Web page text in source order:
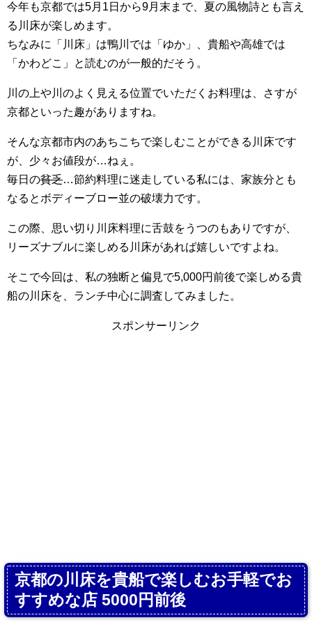
今年も京都では5月1日から9月末まで、夏の風物詩とも言え
る川床が楽しめます。
ちなみに「川床」は鴨川では「ゆか」、貴船や高雄では
「かわどこ」と読むのが一般的だそう。
川の上や川のよく見える位置でいただくお料理は、さすが
京都といった趣がありますね。
そんな京都市内のあちこちで楽しむことができる川床です
が、少々お値段が…ねぇ。
毎日の貧乏…節約料理に迷走している私には、家族分とも
なるとボディーブロー並の破壊力です。
この際、思い切り川床料理に舌鼓をうつのもありですが、
リーズナブルに楽しめる川床があれば嬉しいですよね。
そこで今回は、私の独断と偏見で5,000円前後で楽しめる貴
船の川床を、ランチ中心に調査してみました。
スポンサーリンク
京都の川床を貴船で楽しむお手軽でお
すすめな店 5000円前後